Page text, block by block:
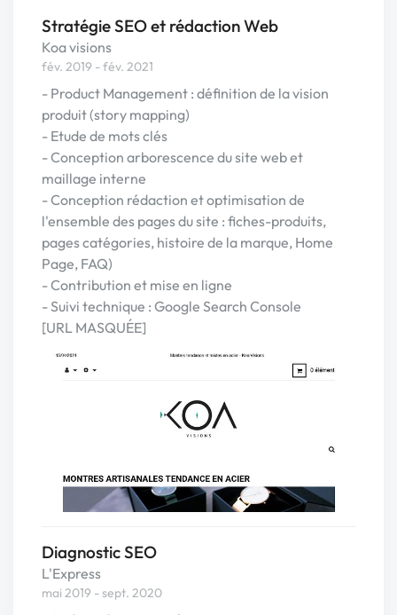
Stratégie SEO et rédaction Web
Koa visions
fév. 2019 - fév. 2021
- Product Management : définition de la vision
produit (story mapping)
- Etude de mots clés
- Conception arborescence du site web et
maillage interne
- Conception rédaction et optimisation de
l'ensemble des pages du site : fiches-produits,
pages catégories, histoire de la marque, Home
Page, FAQ)
- Contribution et mise en ligne
- Suivi technique : Google Search Console
[URL MASQUÉE]
Diagnostic SEO
L'Express
mai 2019 - sept. 2020